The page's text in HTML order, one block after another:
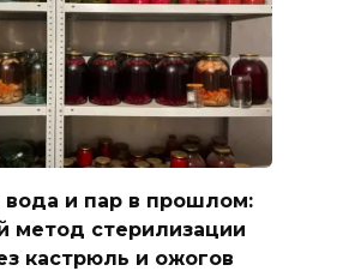
вода и пар в прошлом:
метод стерилизации
кастрюль и ожогов